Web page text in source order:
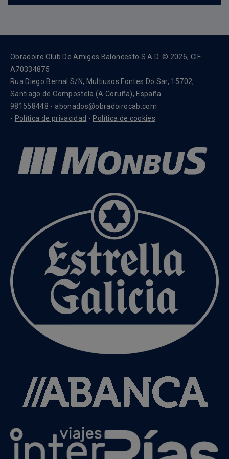
Obradoiro Club De Amigos Baloncesto S.A.D. © 2026, CIF
A70334875
Rua Diego Bernal S/N, Multiusos Fontes Do Sar, 15702,
Santiago de Compostela (A Coruña), España
981558448 - abonados@obradoirocab.com
- Política de privacidad - Política de cookies